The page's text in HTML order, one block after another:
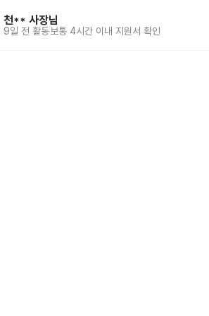
천** 사장님
9일 전 활동보통 4시간 이내 지원서 확인